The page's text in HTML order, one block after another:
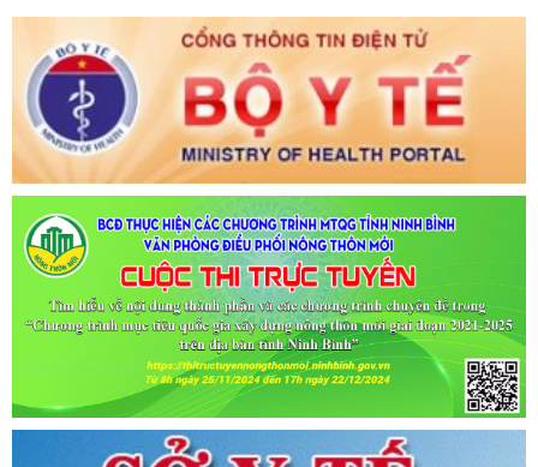
Tên:(CẬP NHẬT DANH SÁCH CÁC ĐỊA ĐIỂM NGUY CƠ CẦN
KHAI BÁO Y TẾ THEO THÔNG BÁO KHẨN CỦA BỘ Y TẾ)
Ngày ban hành: (06/07/2021) -Ngày hiệu lực: (06/07/2021)
Tên:
(CẬP NHẬT DANH SÁCH CÁC ĐỊA ĐIỂM NGUY CƠ CẦN
KHAI BÁO Y TẾ THEO THÔNG BÁO KHẨN CỦA BỘ Y TẾ)
Ngày ban hành: (02/07/2021) -Ngày hiệu lực: (02/07/2021)